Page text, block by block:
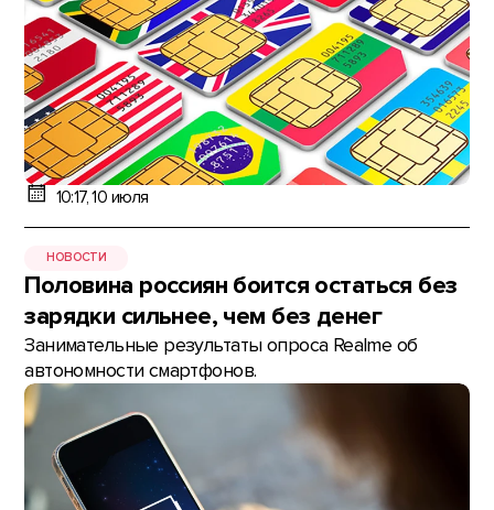
10:17, 10 июля
НОВОСТИ
Половина россиян боится остаться без
зарядки сильнее, чем без денег
Занимательные результаты опроса Realme об
автономности смартфонов.